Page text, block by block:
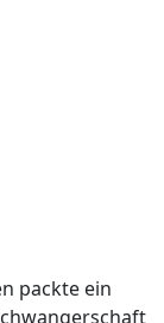
packte ein